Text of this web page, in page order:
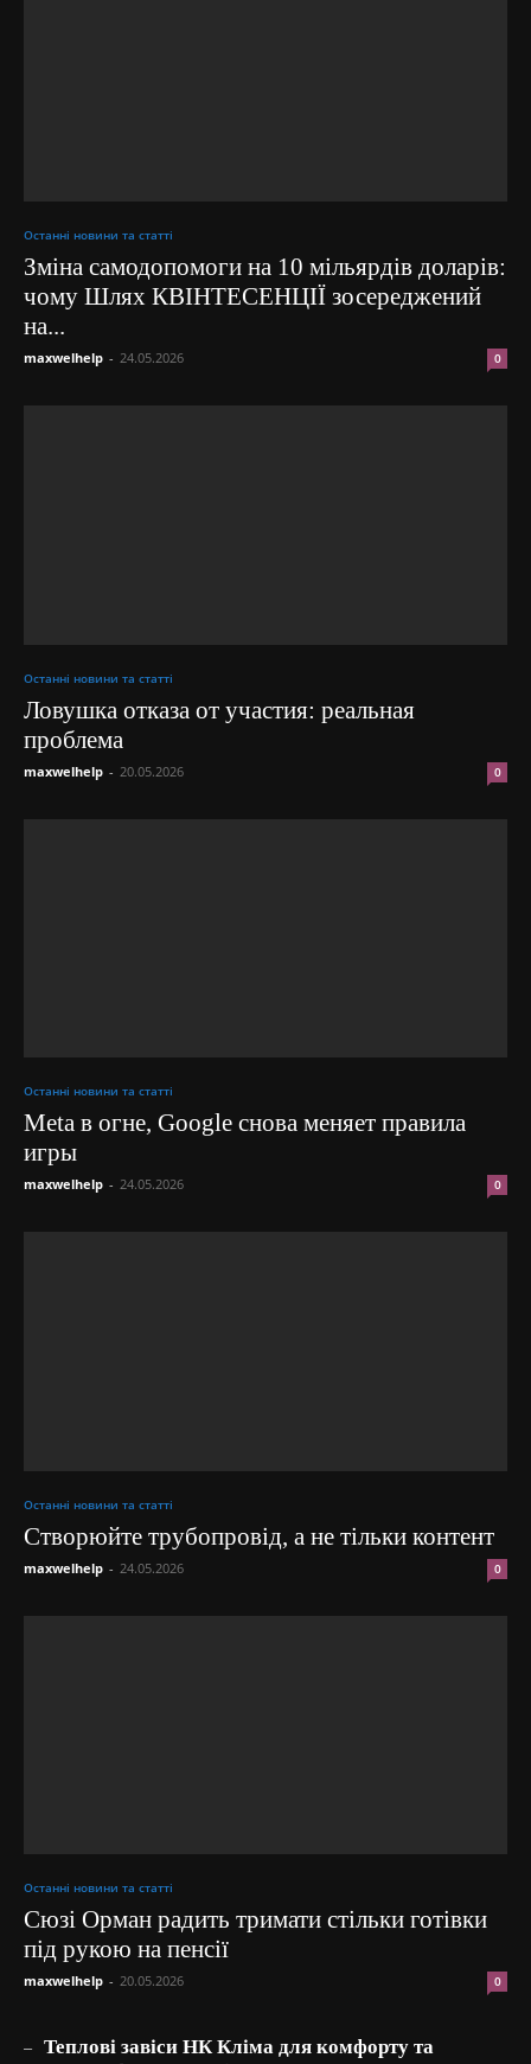
Останні новини та статті
Зміна самодопомоги на 10 мільярдів доларів:
чому Шлях КВІНТЕСЕНЦІЇ зосереджений
на...
maxwelhelp - 24.05.2026 0
Останні новини та статті
Ловушка отказа от участия: реальная
проблема
maxwelhelp - 20.05.2026 0
Останні новини та статті
Meta в огне, Google снова меняет правила
игры
maxwelhelp - 24.05.2026 0
Останні новини та статті
Створюйте трубопровід, а не тільки контент
maxwelhelp - 24.05.2026 0
Останні новини та статті
Сюзі Орман радить тримати стільки готівки
під рукою на пенсії
maxwelhelp - 20.05.2026 0
Теплові завіси НК Кліма для комфорту та